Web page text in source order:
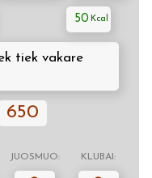
50
tiek vakare
650
JUOSMUO: KLUBAI: